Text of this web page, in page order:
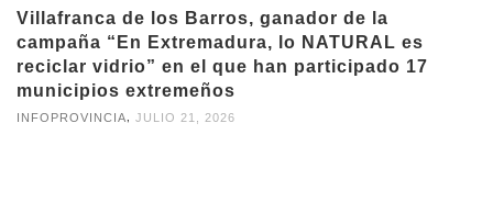
Villafranca de los Barros, ganador de la
campaña “En Extremadura, lo NATURAL es
reciclar vidrio” en el que han participado 17
municipios extremeños
INFOPROVINCIA JULIO 21, 2026